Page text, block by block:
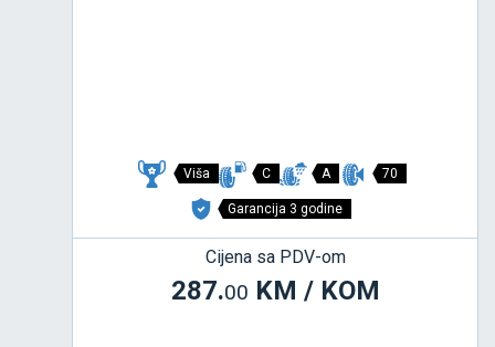
Viša C A 70
Garancija 3 godine
Cijena sa PDV-om
287.00 KM / KOM